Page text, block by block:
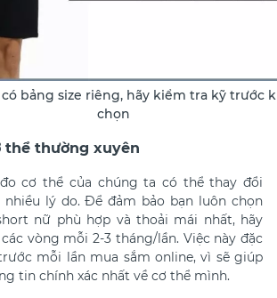
bảng size riêng, hãy kiểm tra kỹ trước
chọn
thể thường xuyên
cơ thể của chúng ta có thể thay đổi
lý do. Để đảm bảo bạn luôn chọn
nữ phù hợp và thoải mái nhất, hãy
vòng mỗi 2-3 tháng/lần. Việc này đặc
mỗi lần mua sắm online, vì sẽ giúp
tin chính xác nhất về cơ thể mình.